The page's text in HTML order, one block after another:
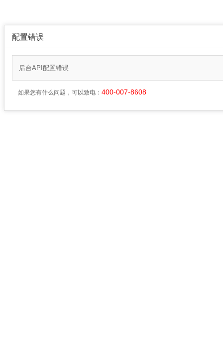
配置错误
后台API配置错误
如果您有什么问题，可以致电： 400-007-8608